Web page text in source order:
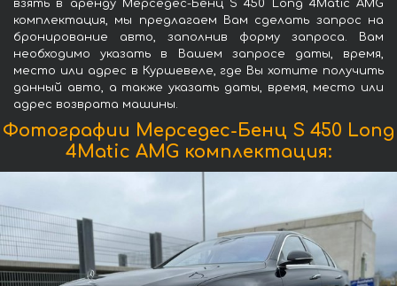
взять в аренду Мерседес-Бенц S 450 Long 4Matic AMG
комплектация, мы предлагаем Вам сделать запрос на
бронирование авто, заполнив форму запроса. Вам
необходимо указать в Вашем запросе даты, время,
место или адрес в Куршевеле, где Вы хотите получить
данный авто, а также указать даты, время, место или
адрес возврата машины.
Фотографии Мерседес-Бенц S 450 Long
4Matic AMG комплектация: